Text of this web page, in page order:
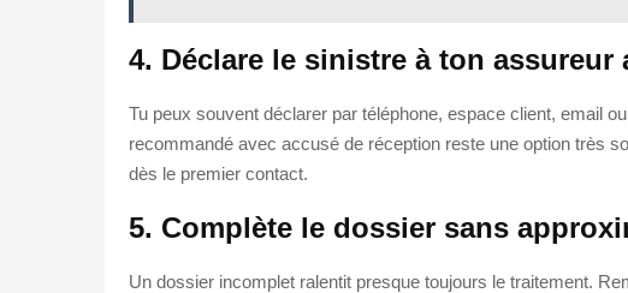
4. Déclare le sinistre à ton assureur
Tu peux souvent déclarer par téléphone, espace client, email
recommandé avec accusé de réception reste une option très
dès le premier contact.
5. Complète le dossier sans
Un dossier incomplet ralentit presque toujours le traitement.